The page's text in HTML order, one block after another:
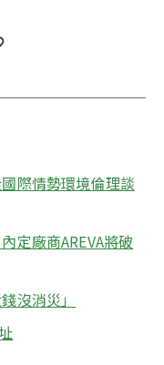
際情勢環境倫理談
定廠商AREVA將破
沒消災」